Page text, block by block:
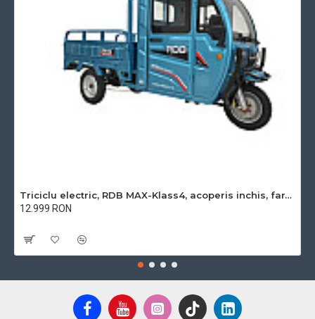
Triciclu electric, RDB MAX-Klass4, acoperis inchis, fara permis, 72V 32Ah, 4000W, 25km/h
12.999 RON